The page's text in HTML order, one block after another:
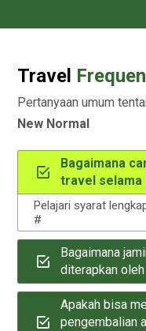
Travel
Pertanyaan umum
New Normal
Bagaimana
travel selama
Pelajari syarat
#
Bagaimana
diterapkan
Apakah bisa
pengembalian